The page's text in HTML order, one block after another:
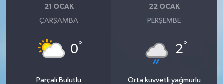
21 OCAK
ÇARŞAMBA
0°
Parçalı Bulutlu
22 OCAK
PERŞEMBE
2°
Orta kuvvetli yağmurlu